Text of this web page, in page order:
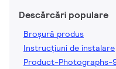
Descărcări populare
Broșură produs
Instrucțiuni de instalare
Product-Photographs-